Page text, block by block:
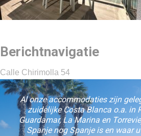
Berichtnavigatie
Calle Chirimolla 54
Al onze accommodaties zijn
zuidelijke Costa Blanca o.a. in
Guardamar, La Marina en
Spanje nog Spanje is en waar